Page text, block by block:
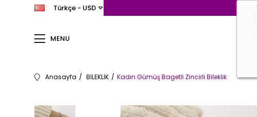
MENU
Türkçe - USD
Anasayfa BİLEKLİK Kadın Gümüş Bagetli Zincirli Bileklik